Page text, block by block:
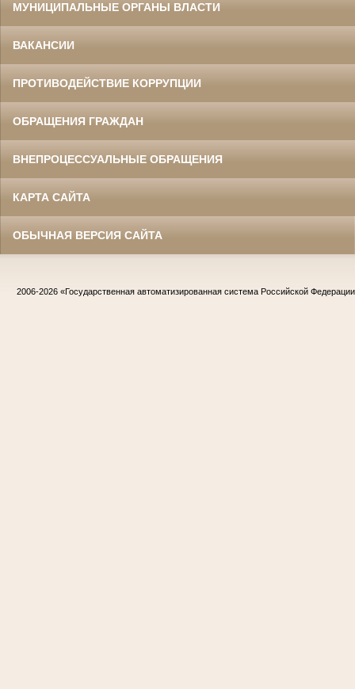
МУНИЦИПАЛЬНЫЕ ОРГАНЫ ВЛАСТИ
ВАКАНСИИ
ПРОТИВОДЕЙСТВИЕ КОРРУПЦИИ
ОБРАЩЕНИЯ ГРАЖДАН
ВНЕПРОЦЕССУАЛЬНЫЕ ОБРАЩЕНИЯ
КАРТА САЙТА
ОБЫЧНАЯ ВЕРСИЯ САЙТА
2006-2026 «Государственная автоматизированная система Российской